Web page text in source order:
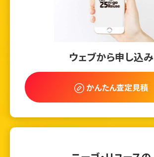
ウェブから申し込み
かんたん査定見積